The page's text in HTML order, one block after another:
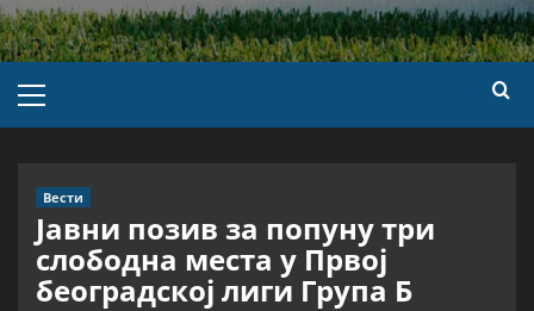
Вести
Јавни позив за попуну три
слободна места у Првој
београдској лиги Група Б